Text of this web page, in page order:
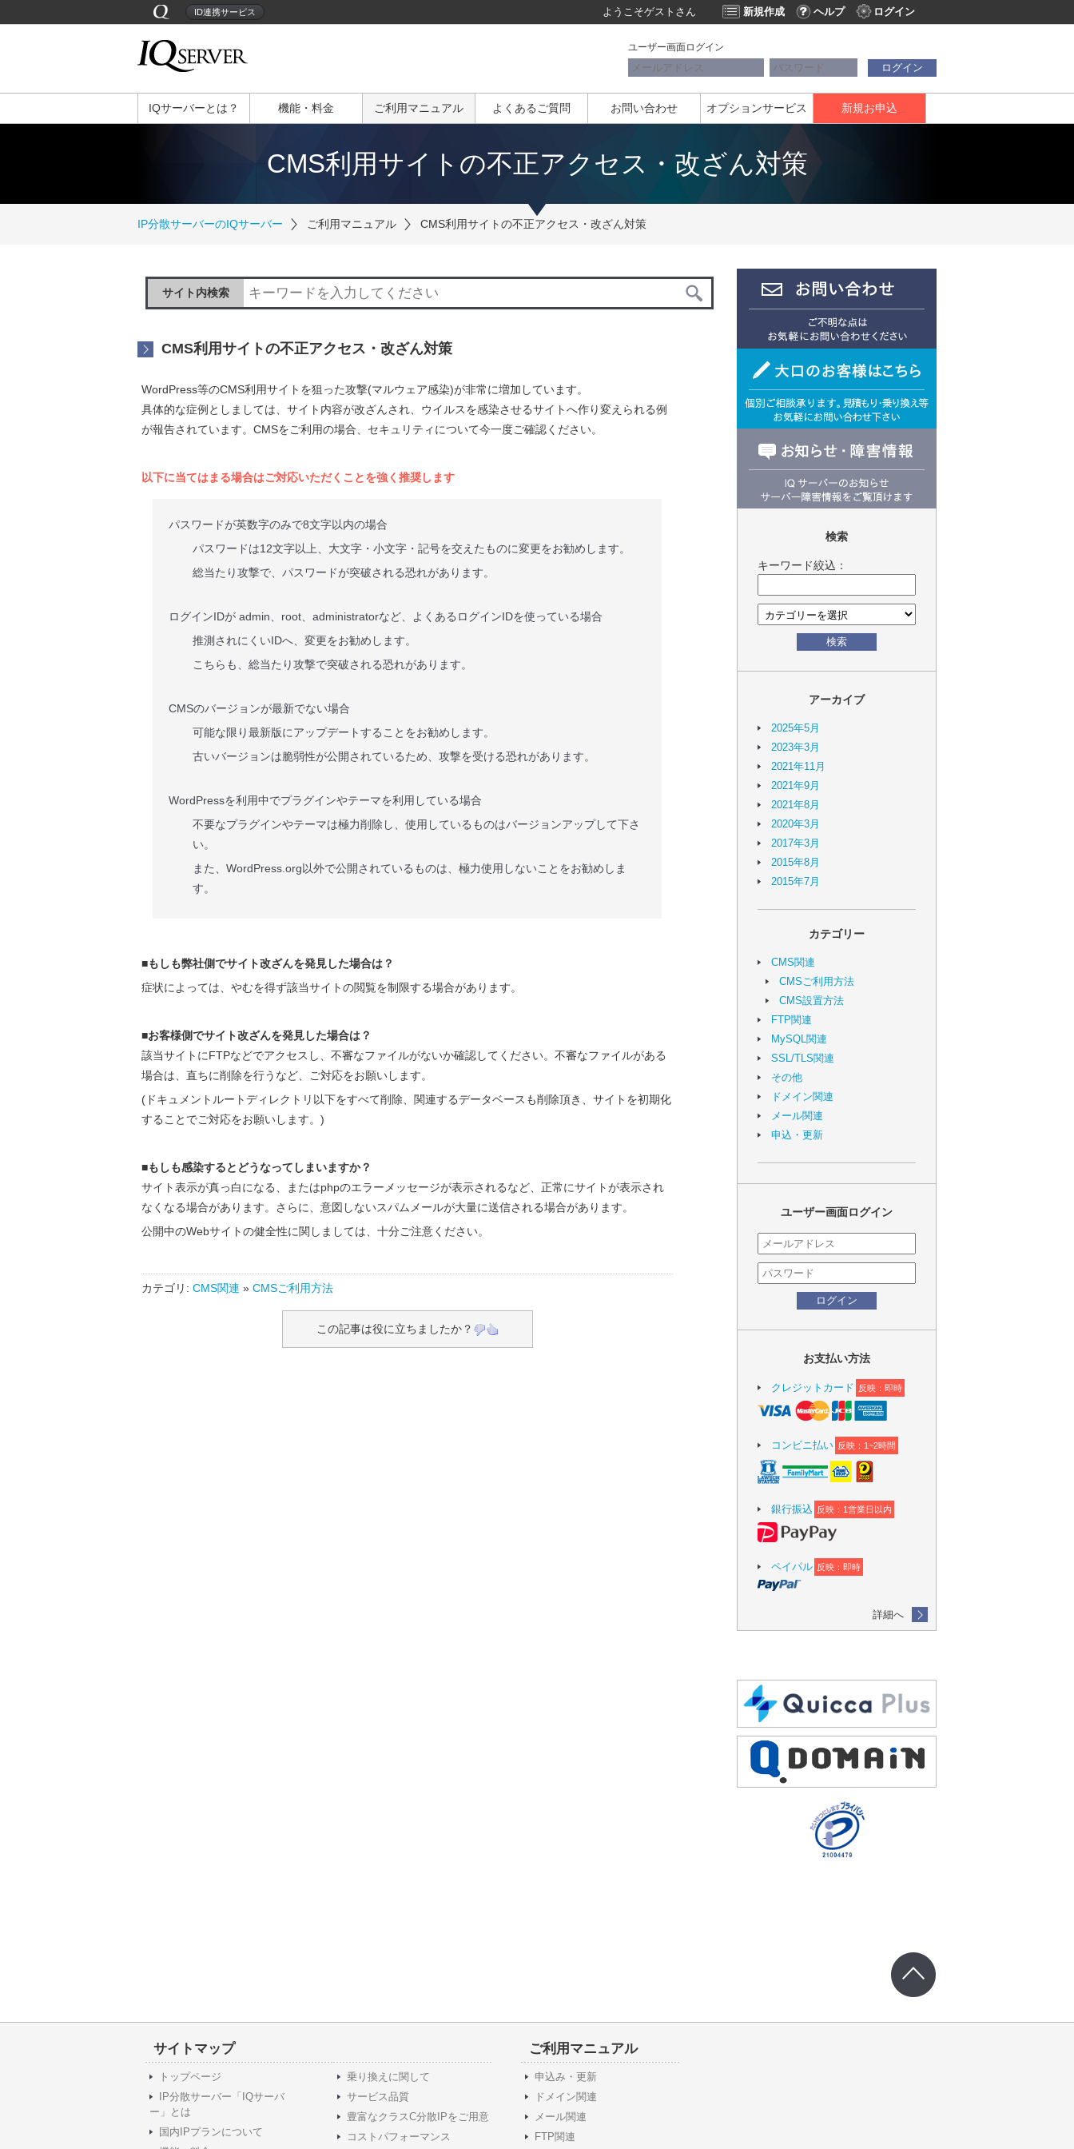
ID連携サービス ようこそゲスト さん 新規作成 ヘルプ ログイン
ユーザー画面ログイン
ログイン
IQサーバーとは？ 機能・料金 ご利用マニュアル よくあるご質問 お問い合わせ オプションサービス 新規お申込
CMS利用サイトの不正アクセス・改ざん対策
IP分散サーバーのIQサーバー ご利用マニュアル CMS利用サイトの不正アクセス・改ざん対策
サイト内検索
CMS利用サイトの不正アクセス・改ざん対策
WordPress等のCMS利用サイトを狙った攻撃(マルウェア感染)が非常に増加しています。
具体的な症例としましては、サイト内容が改ざんされ、ウイルスを感染させるサイトへ作り変えられる例
が報告されています。CMSをご利用の場合、セキュリティについて今一度ご確認ください。
以下に当てはまる場合はご対応いただくことを強く推奨します
パスワードが英数字のみで8文字以内の場合
パスワードは12文字以上、大文字・小文字・記号を交えたものに変更をお勧めします。
総当たり攻撃で、パスワードが突破される恐れがあります。
ログインIDが admin、root、administratorなど、よくあるログインIDを使っている場合
推測されにくいIDへ、変更をお勧めします。
こちらも、総当たり攻撃で突破される恐れがあります。
CMSのバージョンが最新でない場合
可能な限り最新版にアップデートすることをお勧めします。
古いバージョンは脆弱性が公開されているため、攻撃を受ける恐れがあります。
WordPressを利用中でプラグインやテーマを利用している場合
不要なプラグインやテーマは極力削除し、使用しているものはバージョンアップして下さ
い。
また、WordPress.org以外で公開されているものは、極力使用しないことをお勧めしま
す。
■もしも弊社側でサイト改ざんを発見した場合は？
症状によっては、やむを得ず該当サイトの閲覧を制限する場合があります。
■お客様側でサイト改ざんを発見した場合は？
該当サイトにFTPなどでアクセスし、不審なファイルがないか確認してください。不審なファイルがある
場合は、直ちに削除を行うなど、ご対応をお願いします。
(ドキュメントルートディレクトリ以下をすべて削除、関連するデータベースも削除頂き、サイトを初期化
することでご対応をお願いします。)
■もしも感染するとどうなってしまいますか？
サイト表示が真っ白になる、またはphpのエラーメッセージが表示されるなど、正常にサイトが表示され
なくなる場合があります。さらに、意図しないスパムメールが大量に送信される場合があります。
公開中のWebサイトの健全性に関しましては、十分ご注意ください。
カテゴリ: CMS関連 » CMSご利用方法
この記事は役に立ちましたか？
検索
キーワード絞込：
検索
アーカイブ
2025年5月
2023年3月
2021年11月
2021年9月
2021年8月
2020年3月
2017年3月
2015年8月
2015年7月
カテゴリー
CMS関連
CMSご利用方法
CMS設置方法
FTP関連
MySQL関連
SSL/TLS関連
その他
ドメイン関連
メール関連
申込・更新
ユーザー画面ログイン
ログイン
お支払い方法
クレジットカード 反映：即時
コンビニ払い 反映：1~2時間
銀行振込 反映：1営業日以内
ペイパル 反映：即時
詳細へ
サイトマップ
トップページ
IP分散サーバー「IQサーバ
ー」とは
国内IPプランについて
乗り換えに関して
サービス品質
豊富なクラスC分散IPをご用意
コストパフォーマンス
ご利用マニュアル
申込み・更新
ドメイン関連
メール関連
FTP関連